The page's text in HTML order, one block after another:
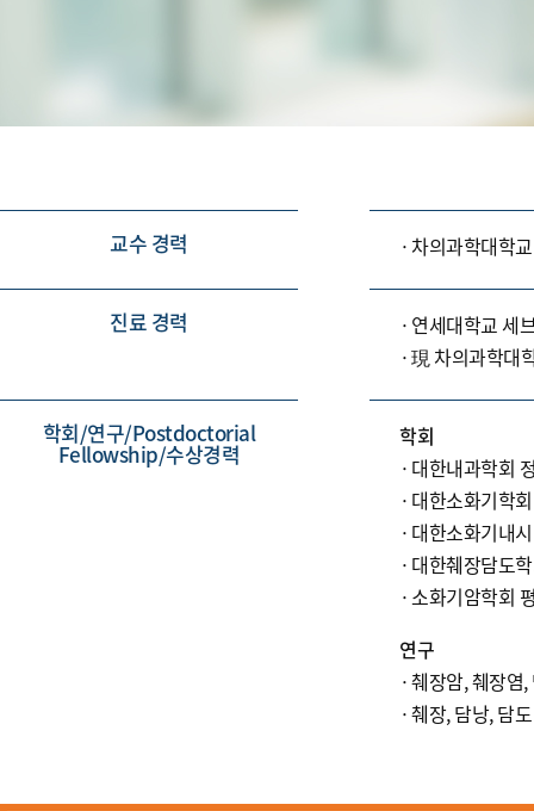
교수 경력 차의과학대학교
진료 경력
연세대학교 세
現 차의과학대
학회/연구/Postdoctorial
Fellowship/수상경력
학회
대한내과학회
대한소화기학
대한소화기내
대한췌장담도
소화기암학회
연구
췌장암, 췌장염
췌장, 담낭, 담